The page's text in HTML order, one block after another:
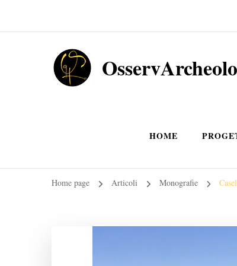
HOME
Home page Articoli Monografie